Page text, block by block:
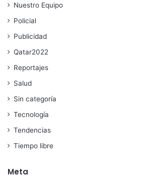
Nuestro Equipo
Policial
Publicidad
Qatar2022
Reportajes
Salud
Sin categoría
Tecnología
Tendencias
Tiempo libre
Meta